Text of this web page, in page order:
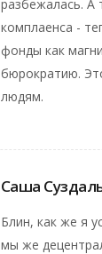
разбежалась. А
комплаенса -
фонды как
бюрократию.
людям.
Саша
Блин, как же я
мы же